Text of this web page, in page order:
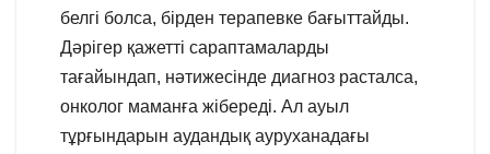
белгі болса, бірден терапевке бағыттайды.
Дәрігер қажетті сараптамаларды
тағайындап, нәтижесінде диагноз расталса,
онколог маманға жібереді. Ал ауыл
тұрғындарын аудандық ауруханадағы